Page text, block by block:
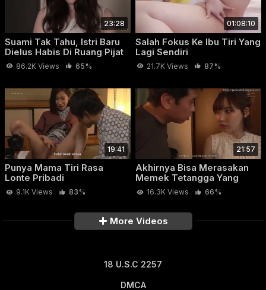
23:28
Suami Tak Tahu, Istri Baru
Dielus Habis Di Ruang Pijat
86.2K Views 65%
01:08:10
Salah Fokus Ke Ibu Tiri Yang
Lagi Sendiri
21.7K Views 87%
19:41
Punya Mama Tiri Rasa
Lonte Pribadi
9.1K Views 83%
21:57
Akhirnya Bisa Merasakan
Memek Tetangga Yang
Sombong
16.3K Views 66%
More Videos
18 U.S.C 2257
DMCA